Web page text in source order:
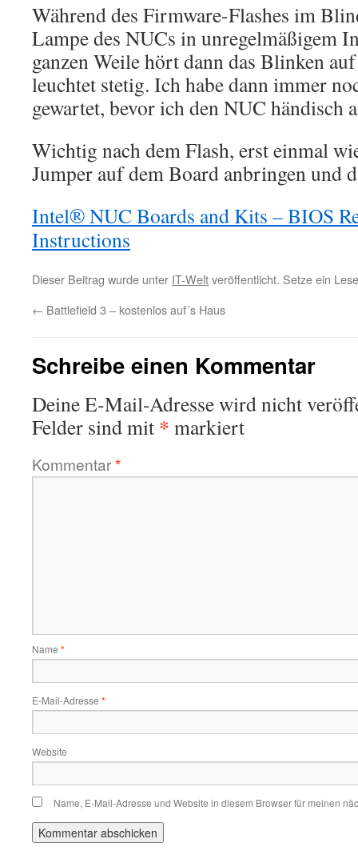
Während des Firmware-Flashes im
Lampe des NUCs in unregelmäßigem
ganzen Weile hört dann das Blinken
leuchtet stetig. Ich habe dann immer
gewartet, bevor ich den NUC händisch
Wichtig nach dem Flash, erst einmal
Jumper auf dem Board anbringen und
Intel® NUC Boards and Kits – BIOS
Instructions
Dieser Beitrag wurde unter IT-Weltveröffentlicht. Setze ein
← Battlefield 3 – kostenlos auf´s Haus
Schreibe einen Kommentar
Deine E-Mail-Adresse wird nicht
Felder sind mit * markiert
Kommentar*
Name *
E-Mail-Adresse *
Website
Name, E-Mail-Adresse und Website in diesem Browser für meinen